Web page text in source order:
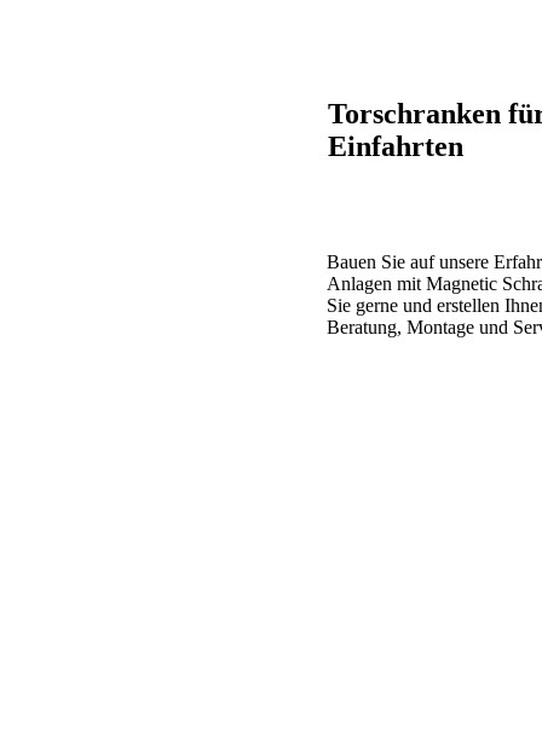
Torschranken
Einfahrten
Bauen Sie auf unsere
Anlagen mit Magnetic
Sie gerne und erstellen
Beratung, Montage und